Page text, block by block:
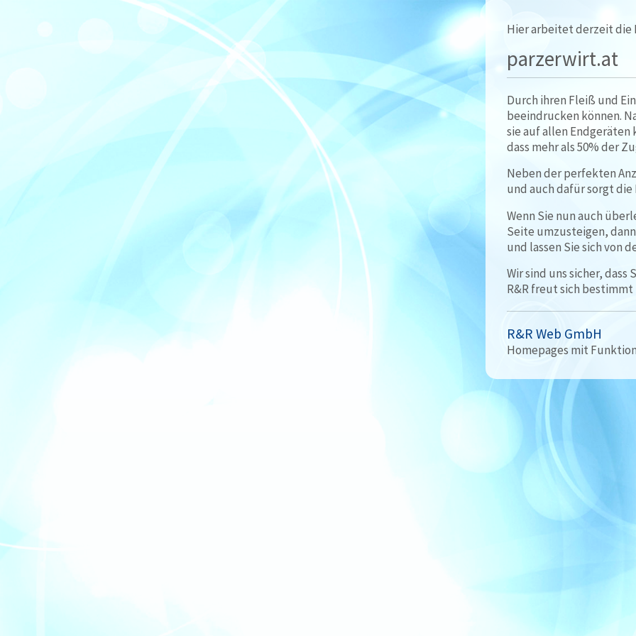
Hier arbeitet derzeit die
parzerwirt.at
Durch ihren Fleiß und
beeindrucken können.
sie auf allen Endgeräten
dass mehr als 50% der
Neben der perfekten
und auch dafür sorgt die
Wenn Sie nun auch
Seite umzusteigen,
und lassen Sie sich von
Wir sind uns sicher,
R&R freut sich
R&R Web GmbH
Homepages mit